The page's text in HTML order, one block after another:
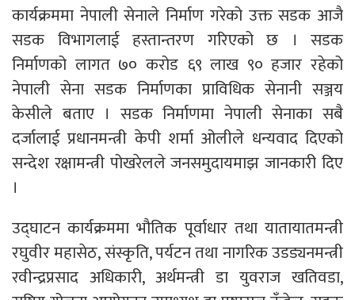
कार्यक्रममा नेपाली सेनाले निर्माण गरेको उक्त सडक आजै
सडक विभागलाई हस्तान्तरण गरिएको छ । सडक
निर्माणको लागत ७० करोड ६९ लाख ९० हजार रहेको
नेपाली सेना सडक निर्माणका प्राविधिक सेनानी सञ्जय
केसीले बताए । सडक निर्माणमा नेपाली सेनाका सबै
दर्जालाई प्रधानमन्त्री केपी शर्मा ओलीले धन्यवाद दिएको
सन्देश रक्षामन्त्री पोखरेलले जनसमुदायमाझ जानकारी दिए
।
उद्घाटन कार्यक्रममा भौतिक पूर्वाधार तथा यातायातमन्त्री
रघुवीर महासेठ, संस्कृति, पर्यटन तथा नागरिक उडड्यनमन्त्री
रवीन्द्रप्रसाद अधिकारी, अर्थमन्त्री डा युवराज खतिवडा,